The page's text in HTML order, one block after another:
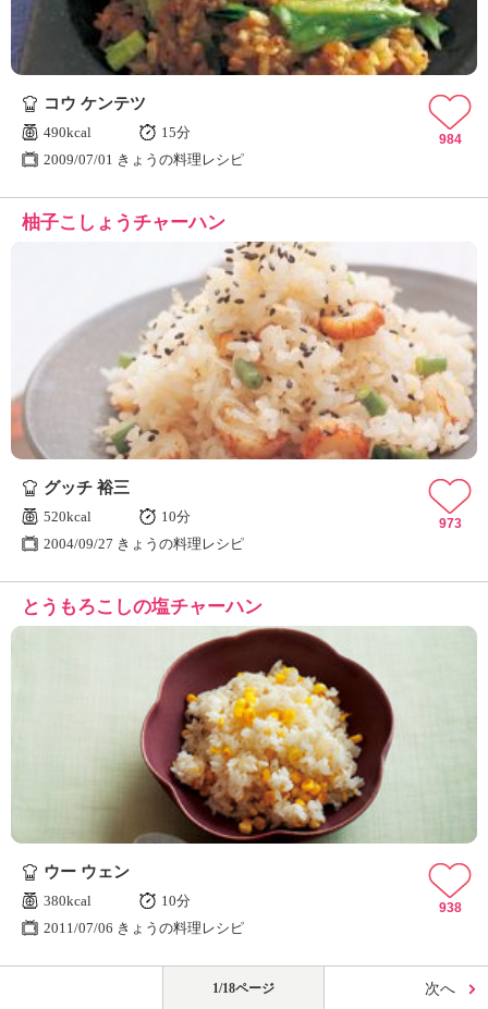
コウ ケンテツ
490kcal
15分
2009/07/01 きょうの料理レシピ
984
柚子こしょうチャーハン
グッチ 裕三
520kcal
10分
2004/09/27 きょうの料理レシピ
973
とうもろこしの塩チャーハン
ウー ウェン
380kcal
10分
2011/07/06 きょうの料理レシピ
938
1/18ページ 次へ